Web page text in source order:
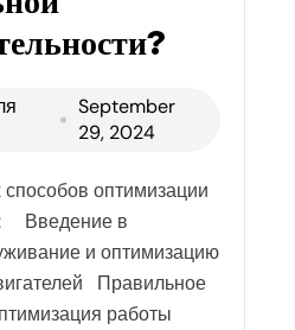
September
29, 2024
оптимизации
Введение в
и оптимизацию
Правильное
работы